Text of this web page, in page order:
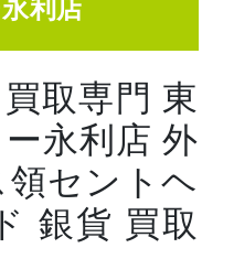
利店
取専門 東
永利店 外
セントヘ
銀貨 買取